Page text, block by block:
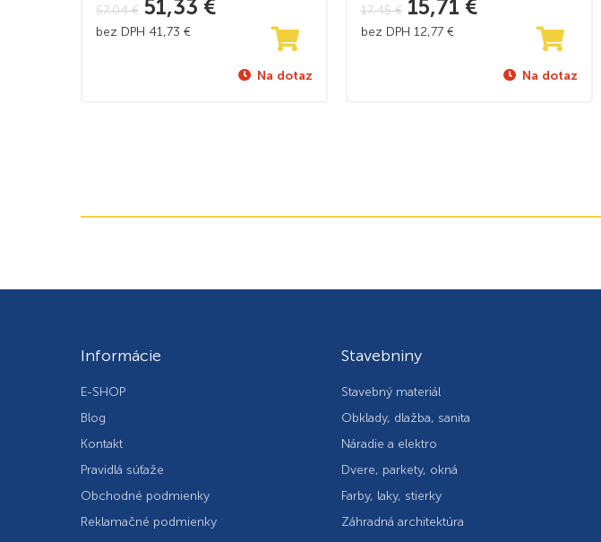
57,04€ 51,33 €
bez DPH 41,73 €
Na dotaz
17,45€ 15,71 €
bez DPH 12,77 €
Na dotaz
Informácie
E-SHOP
Blog
Kontakt
Pravidlá súťaže
Obchodné podmienky
Reklamačné podmienky
Stavebniny
Stavebný materiál
Obklady, dlažba, sanita
Náradie a elektro
Dvere, parkety, okná
Farby, laky, stierky
Záhradná architektúra